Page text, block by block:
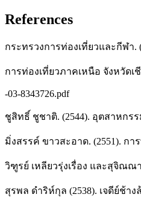
References
กระทรวงการท่องเที่ยวและกีฬา
การท่องเที่ยวภาคเหนือ จังหวัดเ
-03-8343726.pdf
ชูสิทธิ์ ชูชาติ. (2544). อุตสาหกร
มิ่งสรรค์ ขาวสะอาด. (2551). ก
วิฑูรย์ เหลียวรุ่งเรื่อง และสุจิณณ
สุรพล ดำริห์กุล (2538). เจดีย์ช้